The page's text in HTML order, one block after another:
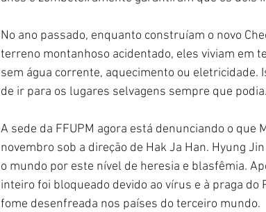
No ano passado, enquanto construíam o novo
terreno montanhoso acidentado, eles viviam em
sem água corrente, aquecimento ou eletricidade.
de ir para os lugares selvagens sempre que podia.
A sede da FFUPM agora está denunciando o que
novembro sob a direção de Hak Ja Han. Hyung
o mundo por este nível de heresia e blasfêmia.
inteiro foi bloqueado devido ao vírus e à praga do
fome desenfreada nos países do terceiro mundo.